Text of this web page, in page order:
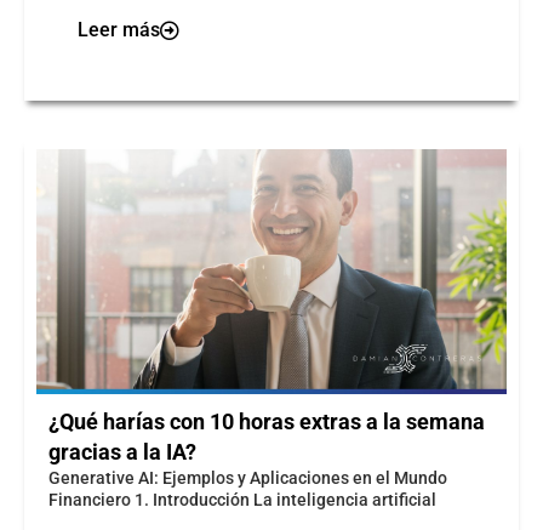
Leer más
¿Qué harías con 10 horas extras a la semana
gracias a la IA?
Generative AI: Ejemplos y Aplicaciones en el Mundo
Financiero 1. Introducción La inteligencia artificial